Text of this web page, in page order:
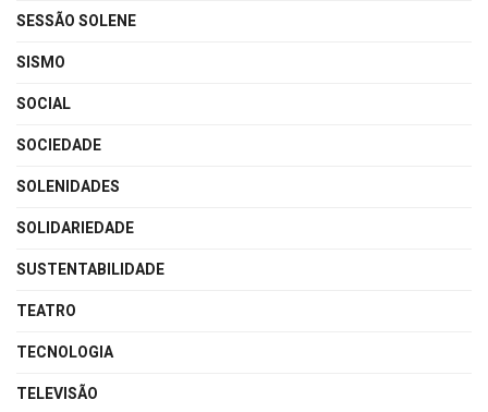
SESSÃO SOLENE
SISMO
SOCIAL
SOCIEDADE
SOLENIDADES
SOLIDARIEDADE
SUSTENTABILIDADE
TEATRO
TECNOLOGIA
TELEVISÃO